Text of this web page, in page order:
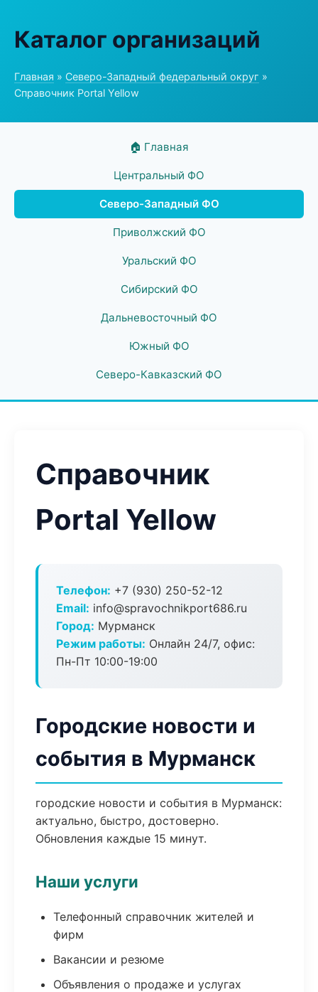
Каталог организаций
Главная » Северо-Западный федеральный округ »
Справочник Portal Yellow
🏠 Главная
Центральный ФО
Северо-Западный ФО
Приволжский ФО
Уральский ФО
Сибирский ФО
Дальневосточный ФО
Южный ФО
Северо-Кавказский ФО
Справочник
Portal Yellow
Телефон: +7 (930) 250-52-12
Email: info@spravochnikport686.ru
Город: Мурманск
Режим работы: Онлайн 24/7, офис:
Пн-Пт 10:00-19:00
Городские новости и
события в Мурманск
городские новости и события в Мурманск:
актуально, быстро, достоверно.
Обновления каждые 15 минут.
Наши услуги
Телефонный справочник жителей и
фирм
Вакансии и резюме
Объявления о продаже и услугах